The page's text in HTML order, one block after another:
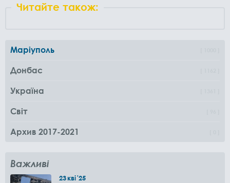
Читайте також:
Маріуполь
Донбас
Україна
Світ
Архив 2017-2021
Важливі
23кві'25